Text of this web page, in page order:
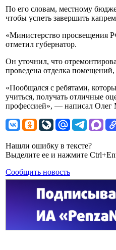
По его словам, местному
чтобы успеть завершить
«Министерство просвещения
отметил губернатор.
Он уточнил, что
проведена отделка помещений,
«Пообщался с ребятами,
учиться, получать отличные
профессией», — написал Олег
Нашли ошибку в тексте?
Выделите ее и нажмите
Сообщить новость